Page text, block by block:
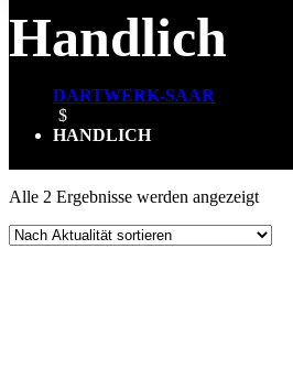
Handlich
DARTWERK-SAAR
$
HANDLICH
Alle 2 Ergebnisse werden angezeigtNach